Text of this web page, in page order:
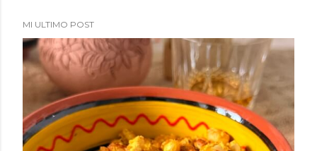
MI ULTIMO POST